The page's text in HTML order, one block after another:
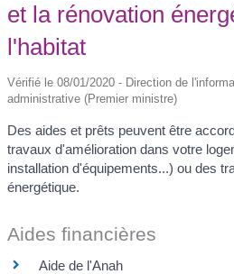
et la rénovation
l'habitat
Vérifié le 08/01/2020 - Direction de
administrative (Premier ministre)
Des aides et prêts peuvent être
travaux d'amélioration dans votre
installation d'équipements...) ou des
énergétique.
Aides financières
Aide de l'Anah